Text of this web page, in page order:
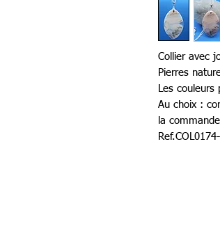
Collier avec
Pierres
Les
Au choix :
la